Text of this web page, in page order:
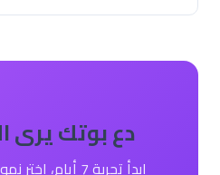
دع بوتك يرى
ابدأ تجربة 7